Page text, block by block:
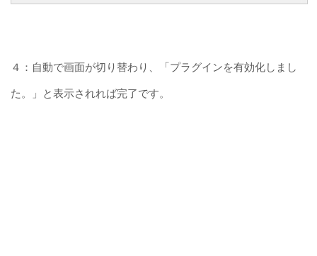
４：自動で画面が切り替わり、「プラグインを有効化しまし
た。」と表示されれば完了です。